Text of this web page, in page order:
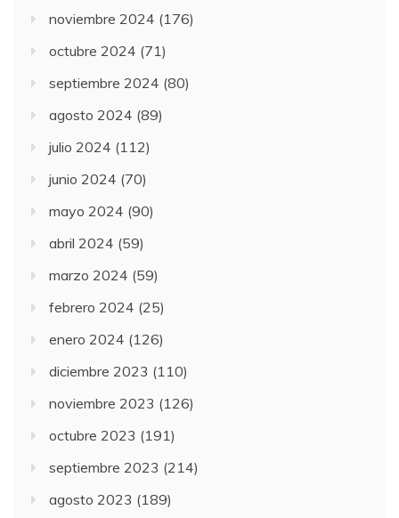
noviembre 2024 (176)
octubre 2024 (71)
septiembre 2024 (80)
agosto 2024 (89)
julio 2024 (112)
junio 2024 (70)
mayo 2024 (90)
abril 2024 (59)
marzo 2024 (59)
febrero 2024 (25)
enero 2024 (126)
diciembre 2023 (110)
noviembre 2023 (126)
octubre 2023 (191)
septiembre 2023 (214)
agosto 2023 (189)